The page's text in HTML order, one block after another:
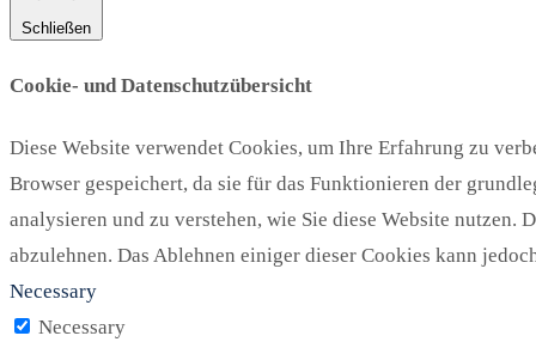
Schließen
Cookie- und Datenschutzübersicht
Diese Website verwendet Cookies, um Ihre Erfahrung zu
Browser gespeichert, da sie für das Funktionieren der
analysieren und zu verstehen, wie Sie diese Website
abzulehnen. Das Ablehnen einiger dieser Cookies kann
Necessary
Necessary